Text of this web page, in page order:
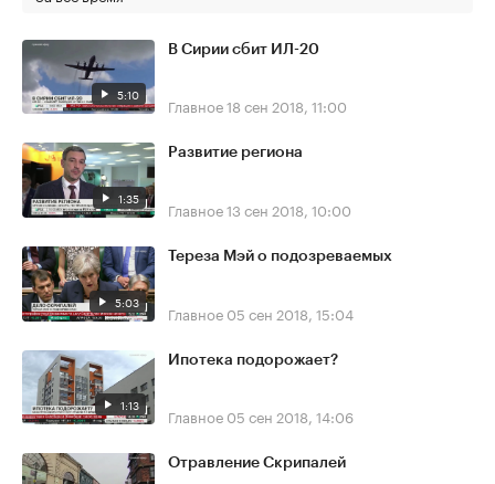
5:10
В Сирии сбит ИЛ-20
Главное18 сен 2018, 11:00
1:35
Развитие региона
Главное13 сен 2018, 10:00
5:03
Тереза Мэй о подозреваемых
Главное 05 сен 2018, 15:04
1:13
Ипотека подорожает?
Главное 05 сен 2018, 14:06
Отравление Скрипалей